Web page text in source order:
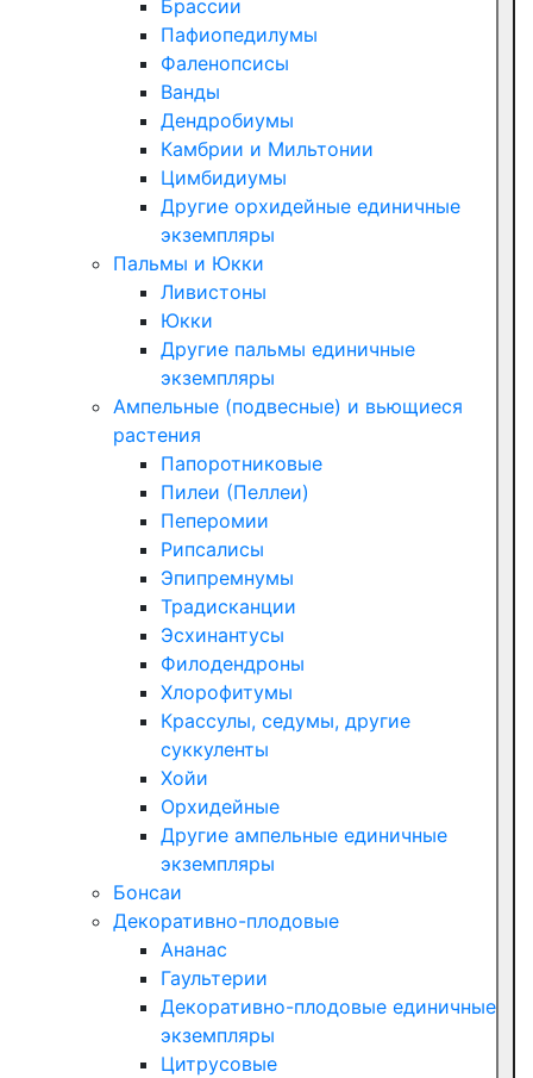
Брассии
Пафиопедилумы
Фаленопсисы
Ванды
Дендробиумы
Камбрии и Мильтонии
Цимбидиумы
Другие орхидейные единичные
экземпляры
Пальмы и Юкки
Ливистоны
Юкки
Другие пальмы единичные
экземпляры
Ампельные (подвесные) и вьющиеся
растения
Папоротниковые
Пилеи (Пеллеи)
Пеперомии
Рипсалисы
Эпипремнумы
Традисканции
Эсхинантусы
Филодендроны
Хлорофитумы
Крассулы, седумы, другие
суккуленты
Хойи
Орхидейные
Другие ампельные единичные
экземпляры
Бонсаи
Декоративно-плодовые
Ананас
Гаультерии
Декоративно-плодовые единичные
экземпляры
Цитрусовые